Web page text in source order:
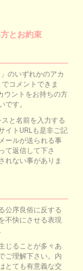
とお約束
のいずれかのアカ
コメントできま
ウントをお持ちの方
です。
と名前を入力する
イトURLも是非ご記
ールが送られる事
て返信して下さ
れない事がありま
公序良俗に反する
不快にさせる表現
じることが多々あ
ご理解下さい。内
とても有意義な交